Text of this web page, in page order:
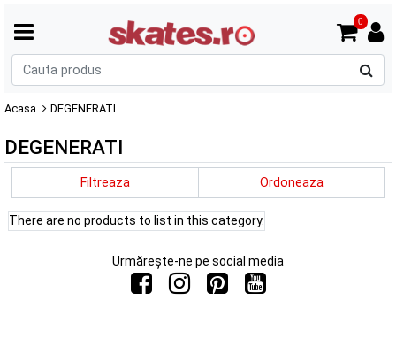
0
Acasa DEGENERATI
DEGENERATI
Filtreaza Ordoneaza
There are no products to list in this category.
Urmărește-ne pe social media